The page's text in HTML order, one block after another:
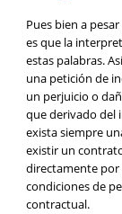
Pues bien a
es que la
estas palabras.
una petición de
un perjuicio o
que derivado del
exista siempre
existir un
directamente por
condiciones de
contractual.